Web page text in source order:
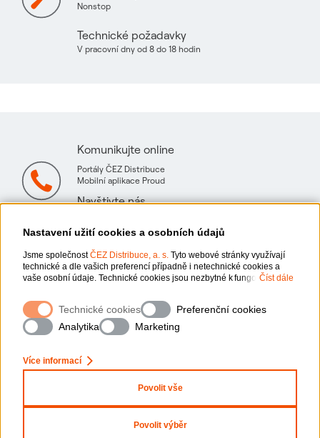
Nastavení užití cookies a osobních údajů
Jsme společnostČEZ Distribuce, a. s. Tyto webové stránky využívají
technické a dle vašich preferencí případně i netechnické cookies a
vaše osobní údaje. Technické cookies jsou nezbytné k fungování
webové stránky vašim preferencím, k personalizaci reklam a analytice.
Pro sběr a zpracování netechnických cookies a vašich osobních údajů,
nám můžete udělit souhlas. Bližší informace o vašich právech,
zpracování osobních údajů, včetně možnosti odvolání udělených
Číst dále
Technické cookies
Preferenční cookies
Analytika
Marketing
Více informací
Povolit vše
Povolit výběr
Nonstop
Technické požadavky
V pracovní dny od 8 do 18 hodin
Komunikujte online
Portály ČEZ Distribuce
Mobilní aplikace Proud
Navštivte nás
Ochrana osobních údajů
Mapa stránek
Zeptejte se nás